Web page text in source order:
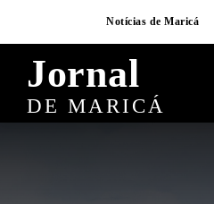
Notícias de Maricá
Jornal
DE MARICÁ